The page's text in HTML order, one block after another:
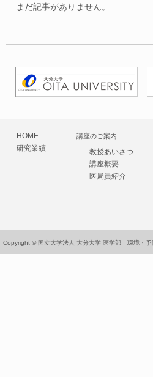
まだ記事がありません。
HOME
研究業績
講座のご案内
教授あいさつ
講座概要
医局員紹介
Copyright © 国立大学法人 大分大学 医学部 環境・